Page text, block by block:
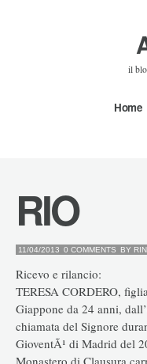
il
Home
RIO
11/04/2013 0 COMMENTS BY
Ricevo e rilancio:
TERESA CORDERO,
Giappone da 24 anni,
chiamata del Signore
GioventÃ¹ di Madrid del
Monastero di Clausura